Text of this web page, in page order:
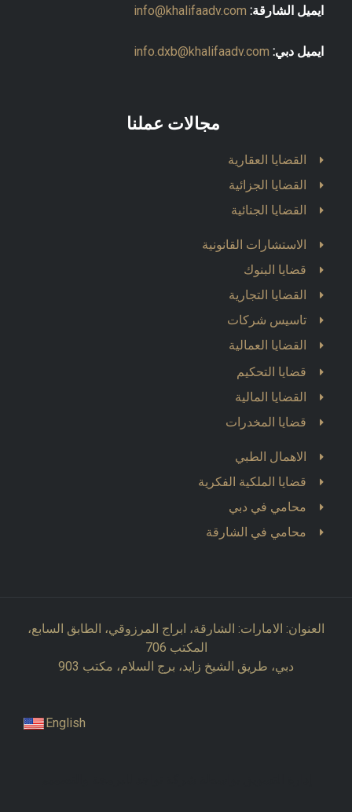
ايميل الشارقة: info@khalifaadv.com
ايميل دبي: info.dxb@khalifaadv.com
مجالات عملنا
القضايا العقارية
القضايا الجزائية
القضايا الجنائية
الاستشارات القانونية
قضايا البنوك
القضايا التجارية
تاسيس شركات
القضايا العمالية
قضايا التحكيم
القضايا المالية
قضايا المخدرات
الاهمال الطبي
قضايا الملكية الفكرية
محامي في دبي
محامي في الشارقة
العنوان: الامارات: الشارقة، ابراج المرزوقي، الطابق السابع،
المكتب 706
دبي، طريق الشيخ زايد، برج السلام، مكتب 903
English